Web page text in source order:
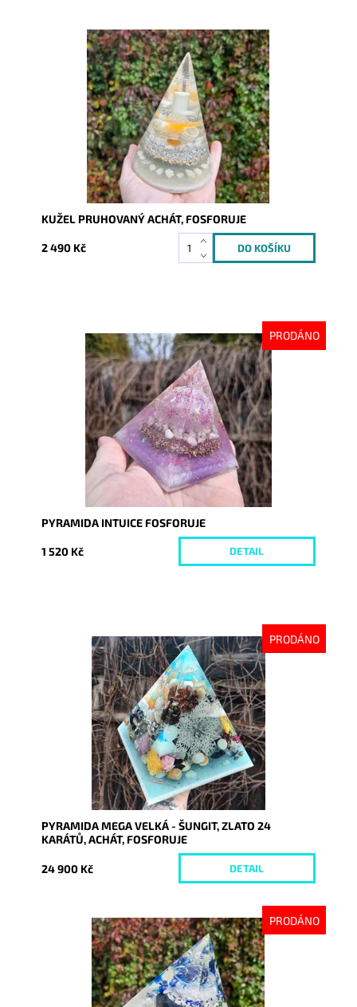
Dostupnost:
Skladem
9960
KUŽEL PRUHOVANÝ ACHÁT, FOSFORUJE
2 490 Kč
PRODÁNO
Dostupnost:
Vyprodáno
10117
PYRAMIDA INTUICE FOSFORUJE
1 520 Kč DETAIL
PRODÁNO
Dostupnost:
Vyprodáno
8363
PYRAMIDA MEGA VELKÁ - ŠUNGIT, ZLATO 24
KARÁTŮ, ACHÁT, FOSFORUJE
24 900 Kč DETAIL
PRODÁNO
Dostupnost:
Vyprodáno
9958